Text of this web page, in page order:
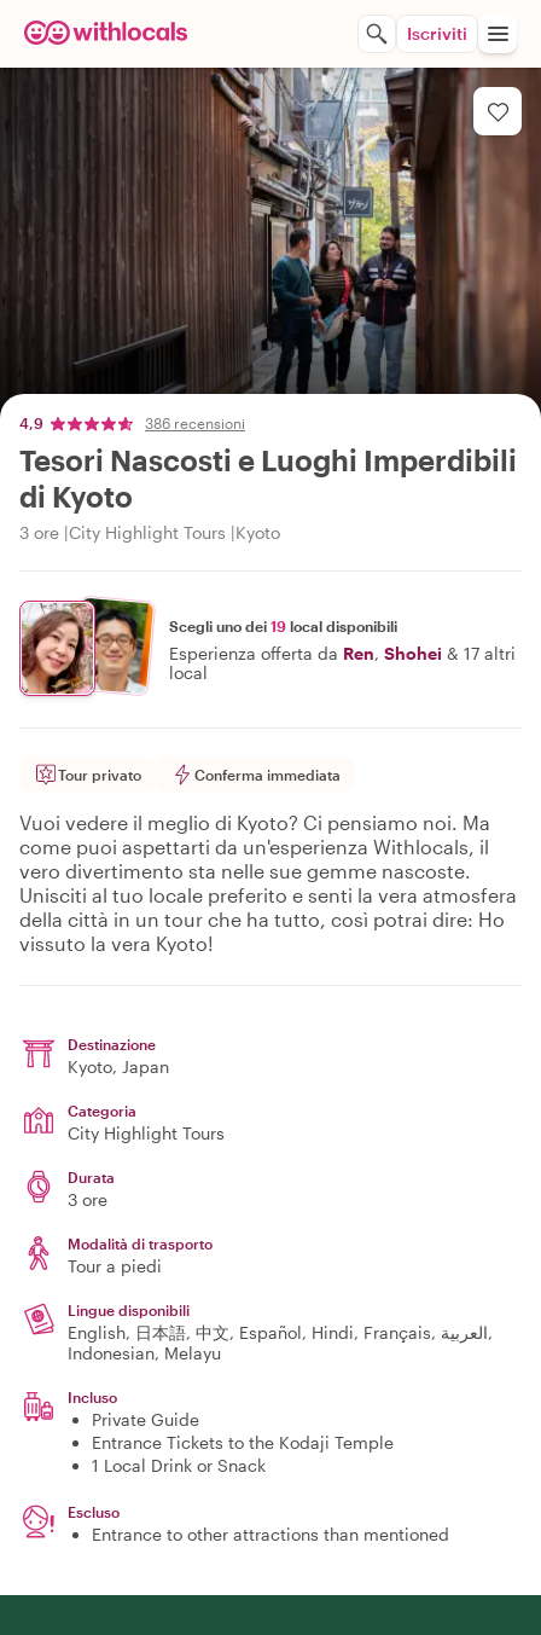
Iscriviti
4,9 386 recensioni
Tesori Nascosti e Luoghi Imperdibili
di Kyoto
3 ore City Highlight Tours Kyoto
Scegli uno dei 19 local disponibili
Esperienza offerta da Ren, Shohei & 17 altri
local
Tour privato Conferma immediata
Vuoi vedere il meglio di Kyoto? Ci pensiamo noi. Ma
come puoi aspettarti da un'esperienza Withlocals, il
vero divertimento sta nelle sue gemme nascoste.
Unisciti al tuo locale preferito e senti la vera atmosfera
della città in un tour che ha tutto, così potrai dire: Ho
vissuto la vera Kyoto!
Destinazione
Kyoto, Japan
Categoria
City Highlight Tours
Durata
3 ore
Modalità di trasporto
Tour a piedi
Lingue disponibili
English, 日本語, 中文, Español, Hindi, Français, العربية,
Indonesian, Melayu
Incluso
Private Guide
Entrance Tickets to the Kodaji Temple
1 Local Drink or Snack
Escluso
Entrance to other attractions than mentioned